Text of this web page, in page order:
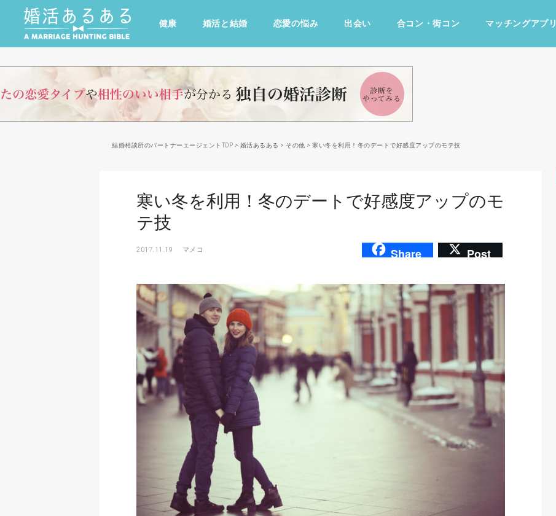
健康 婚活と結婚 恋愛の悩み 出会い 合コン・街コン マッチングアプリ
心の処方箋 カルチャー・トレンド・芸能
結婚相談所のパートナーエージェントTOP > 婚活あるある > その他 > 寒い冬を利用！冬のデートで好感度アップのモテ技
寒い冬を利用！冬のデートで好感度アップのモ
テ技
2017.11.19 マメコ Share Post